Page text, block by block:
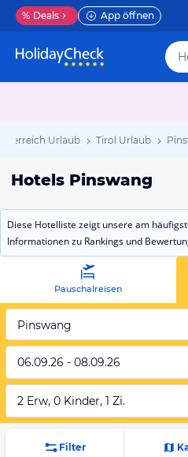
% Deals App öffnen
Urlaub Tirol Urlaub
Hotels Pinswang
Diese Hotelliste zeigt unsere am
Informationen zu Rankings und
Pauschalreisen
Pinswang
06.09.26 - 08.09.26
2 Erw, 0 Kinder, 1 Zi.
Filter